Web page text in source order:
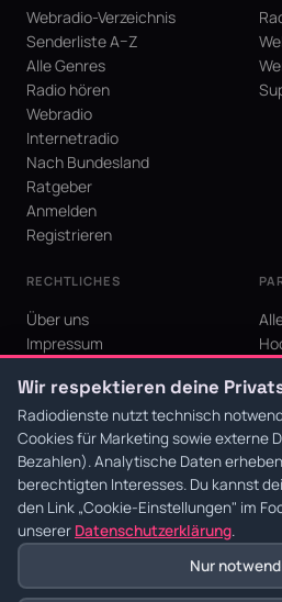
Webradio-Verzeichnis
Senderliste A–Z
Alle Genres
Radio hören
Webradio
Internetradio
Nach Bundesland
Ratgeber
Anmelden
Registrieren
RECHTLICHES
Über uns
Impressum
AGB
Cookie-Einstellungen
© 2026 Radiodienste. Alle Rechte
Impressum
Wir respektieren deine
Radiodienste nutzt technisch
Cookies für Marketing sowie externe
Bezahlen). Analytische Daten
berechtigten Interesses. Du kannst
den Link „Cookie-Einstellungen" im
unserer Datenschutzerklärung.
Nur